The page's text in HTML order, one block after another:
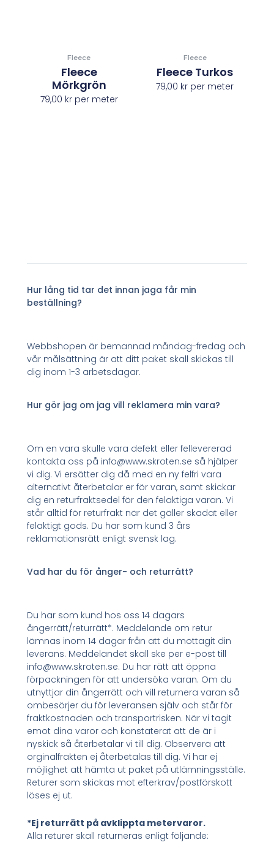
Fleece
Fleece
Mörkgrön
79,00 krper meter
Fleece
Fleece Turkos
79,00 kr per meter
Hur lång tid tar det innan jaga får min
beställning?
Webbshopen är bemannad måndag-fredag och
vår målsättning är att ditt paket skall skickas till
dig inom 1-3 arbetsdagar.
Hur gör jag om jag vill reklamera min vara?
Om en vara skulle vara defekt eller fellevererad
kontakta oss på info@www.skroten.se så hjälper
vi dig. Vi ersätter dig då med en ny felfri vara
alternativt återbetalar er för varan, samt skickar
dig en returfraktsedel för den felaktiga varan. Vi
står alltid för returfrakt när det gäller skadat eller
felaktigt gods. Du har som kund 3 års
reklamationsrätt enligt svensk lag.
Vad har du för ånger- och returrätt?
Du har som kund hos oss 14 dagars
ångerrätt/returrätt*. Meddelande om retur
lämnas inom 14 dagar från att du mottagit din
leverans. Meddelandet skall ske per e-post till
info@www.skroten.se. Du har rätt att öppna
förpackningen för att undersöka varan. Om du
utnyttjar din ångerrätt och vill returnera varan så
ombesörjer du för leveransen själv och står för
fraktkostnaden och transportrisken. När vi tagit
emot dina varor och konstaterat att de är i
nyskick så återbetalar vi till dig. Observera att
orginalfrakten ej återbetalas till dig. Vi har ej
möjlighet att hämta ut paket på utlämningsställe.
Returer som skickas mot efterkrav/postförskott
löses ej ut.
*Ej returrätt på avklippta metervaror.
Alla returer skall returneras enligt följande: